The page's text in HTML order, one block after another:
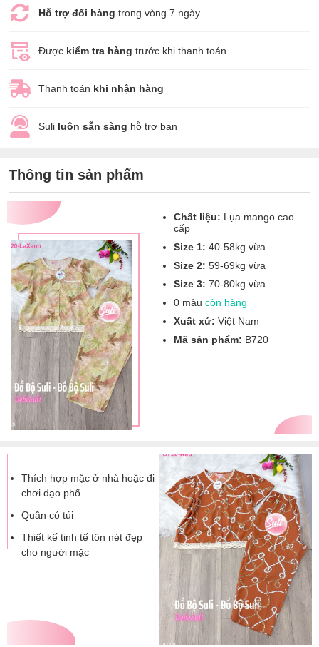
Hỗ trợ đổi hàng trong vòng 7 ngày
Được kiểm tra hàng trước khi thanh toán
Thanh toán khi nhận hàng
Suli luôn sẵn sàng hỗ trợ bạn
Thông tin sản phẩm
Chất liệu: Lụa mango cao
cấp
Size 1: 40-58kg vừa
Size 2: 59-69kg vừa
Size 3: 70-80kg vừa
0 màu còn hàng
Xuất xứ: Việt Nam
Mã sản phẩm: B720
Thích hợp mặc ở nhà hoặc đi
chơi dạo phố
Quần có túi
Thiết kế tinh tế tôn nét đẹp
cho người mặc